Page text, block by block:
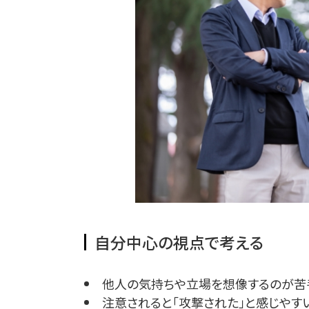
自分中心の視点で考える
他人の気持ちや立場を想像するのが
注意されると「攻撃された」と感じやす